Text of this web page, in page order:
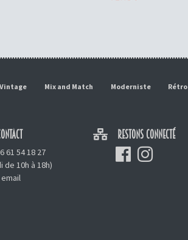
Mix and Match Moderniste Rétro
61 54 18 27
de 10h à 18h)
RESTONS CONNECTÉ